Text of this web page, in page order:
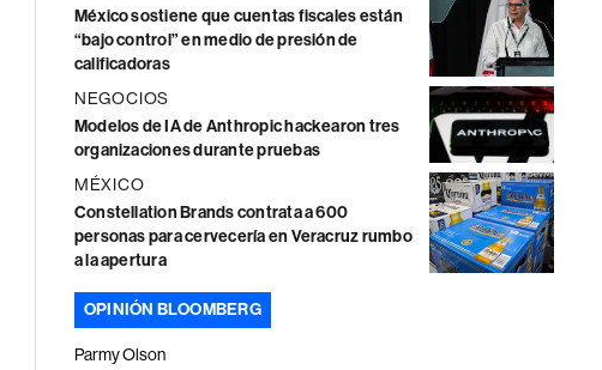
México sostiene que cuentas fiscales están
“bajo control” en medio de presión de
calificadoras
NEGOCIOS
Modelos de IA de Anthropic hackearon tres
organizaciones durante pruebas
MÉXICO
Constellation Brands contrata a 600
personas para cervecería en Veracruz rumbo
a la apertura
OPINIÓN BLOOMBERG
Parmy Olson